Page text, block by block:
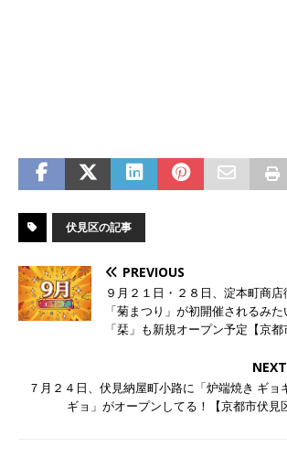
伏見区の記事
PREVIOUS
９月２１日・２８日、淀本町商
「菊まつり」が初開催されるみ
「栞」も新規オープン予定【京都
NEXT
７月２４日、伏見納屋町小路に「炉端焼き ギョ
ギョ」がオープンしてる！【京都市伏見